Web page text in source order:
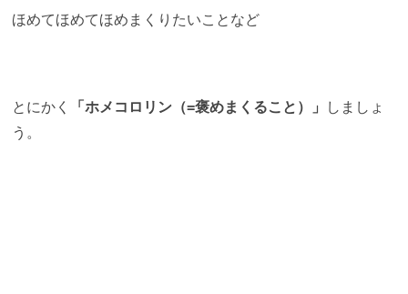
ほめてほめてほめまくりたいことなど
とにかく 「ホメコロリン（=褒めまくること）」
しましょ
う。